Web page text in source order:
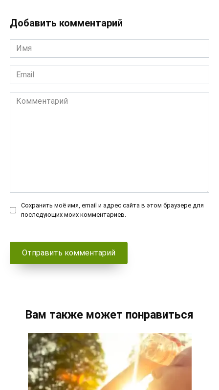
Добавить комментарий
Имя
*
Email
*
Комментарий
Сохранить моё имя, email и адрес сайта в этом браузере для
последующих моих комментариев.
Вам также может понравиться